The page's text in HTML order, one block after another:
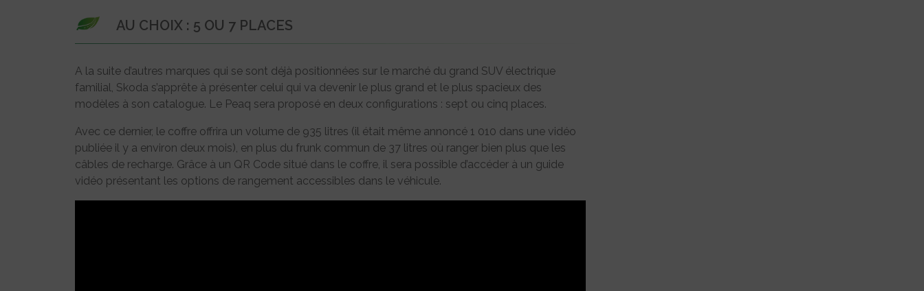
AU CHOIX : 5 OU 7 PLACES
A la suite d’autres marques qui se sont déjà positionnées sur le marché du grand SUV électrique
familial, Skoda s’apprête à présenter celui qui va devenir le plus grand et le plus spacieux des
modèles à son catalogue. Le Peaq sera proposé en deux configurations : sept ou cinq places.
Avec ce dernier, le coffre offrira un volume de 935 litres (il était même annoncé 1 010 dans une vidéo
publiée il y a environ deux mois), en plus du frunk commun de 37 litres où ranger bien plus que les
câbles de recharge. Grâce à un QR Code situé dans le coffre, il sera possible d’accéder à un guide
vidéo présentant les options de rangement accessibles dans le véhicule.